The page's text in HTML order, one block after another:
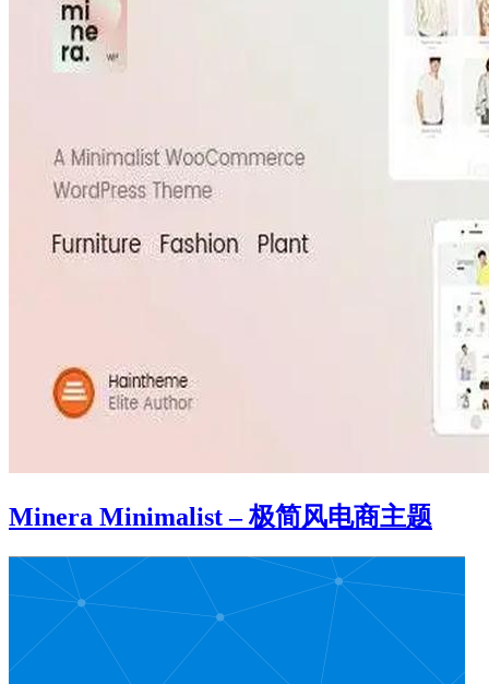
Minera Minimalist – 极简风电商主题